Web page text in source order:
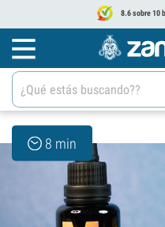
8.6 sobre 10
8 min